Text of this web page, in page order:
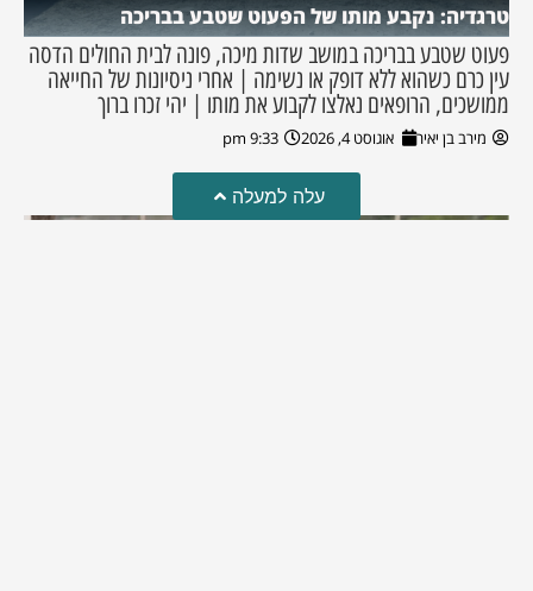
טרגדיה: נקבע מותו של הפעוט שטבע בבריכה
פעוט שטבע בבריכה במושב שדות מיכה, פונה לבית החולים הדסה
עין כרם כשהוא ללא דופק או נשימה | אחרי ניסיונות של החייאה
ממושכים, הרופאים נאלצו לקבוע את מותו | יהי זכרו ברוך
מירב בן יאיר אוגוסט 4, 2026 9:33 pm
עלה למעלה